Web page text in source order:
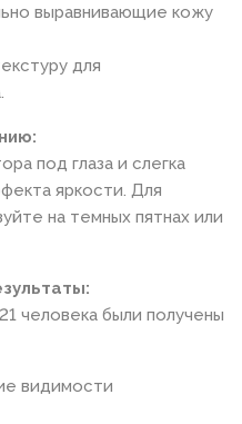
выравнивающие кожу
для
под глаза и слегка
яркости. Для
на темных пятнах или
человека были получены
видимости